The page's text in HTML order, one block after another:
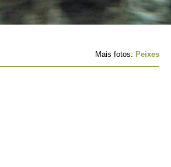
Mais fotos: Peixes